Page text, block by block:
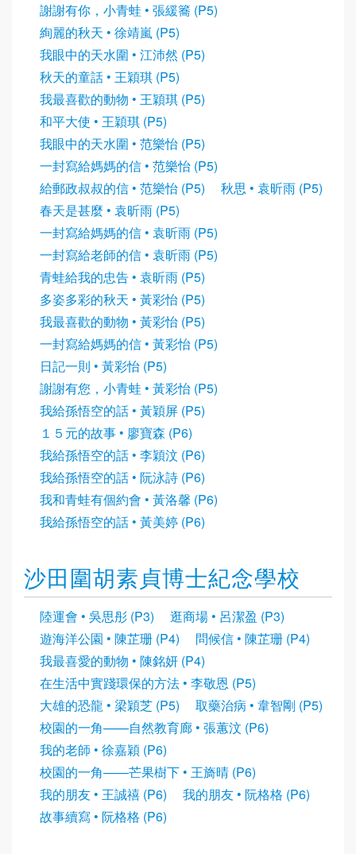
謝謝有你，小青蛙 • 張緩簥 (P5)
絢麗的秋天 • 徐靖嵐 (P5)
我眼中的天水圍 • 江沛然 (P5)
秋天的童話 • 王穎琪 (P5)
我最喜歡的動物 • 王穎琪 (P5)
和平大使 • 王穎琪 (P5)
我眼中的天水圍 • 范樂怡 (P5)
一封寫給媽媽的信 • 范樂怡 (P5)
給郵政叔叔的信 • 范樂怡 (P5)
秋思 • 袁昕雨 (P5)
春天是甚麼 • 袁昕雨 (P5)
一封寫給媽媽的信 • 袁昕雨 (P5)
一封寫給老師的信 • 袁昕雨 (P5)
青蛙給我的忠告 • 袁昕雨 (P5)
多姿多彩的秋天 • 黃彩怡 (P5)
我最喜歡的動物 • 黃彩怡 (P5)
一封寫給媽媽的信 • 黃彩怡 (P5)
日記一則 • 黃彩怡 (P5)
謝謝有您，小青蛙 • 黃彩怡 (P5)
我給孫悟空的話 • 黃穎屏 (P5)
１５元的故事 • 廖寶森 (P6)
我給孫悟空的話 • 李穎汶 (P6)
我給孫悟空的話 • 阮泳詩 (P6)
我和青蛙有個約會 • 黃洛馨 (P6)
我給孫悟空的話 • 黃美婷 (P6)
沙田圍胡素貞博士紀念學校
陸運會 • 吳思彤 (P3)
逛商場 • 呂潔盈 (P3)
遊海洋公園 • 陳芷珊 (P4)
問候信 • 陳芷珊 (P4)
我最喜愛的動物 • 陳銘妍 (P4)
在生活中實踐環保的方法 • 李敬恩 (P5)
大雄的恐龍 • 梁穎芝 (P5)
取藥治病 • 韋智剛 (P5)
校園的一角——自然教育廊 • 張蕙汶 (P6)
我的老師 • 徐嘉穎 (P6)
校園的一角——芒果樹下 • 王旖晴 (P6)
我的朋友 • 王誠禧 (P6)
我的朋友 • 阮格格 (P6)
故事續寫 • 阮格格 (P6)